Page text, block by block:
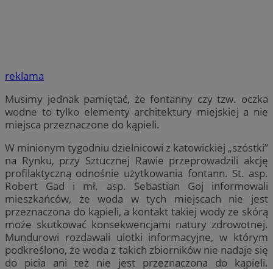
reklama
Musimy jednak pamiętać, że fontanny czy tzw. oczka
wodne to tylko elementy architektury miejskiej a nie
miejsca przeznaczone do kąpieli.
W minionym tygodniu dzielnicowi z katowickiej „szóstki”
na Rynku, przy Sztucznej Rawie przeprowadzili akcję
profilaktyczną odnośnie użytkowania fontann. St. asp.
Robert Gad i mł. asp. Sebastian Goj informowali
mieszkańców, że woda w tych miejscach nie jest
przeznaczona do kąpieli, a kontakt takiej wody ze skórą
może skutkować konsekwencjami natury zdrowotnej.
Mundurowi rozdawali ulotki informacyjne, w którym
podkreślono, że woda z takich zbiorników nie nadaje się
do picia ani też nie jest przeznaczona do kąpieli.